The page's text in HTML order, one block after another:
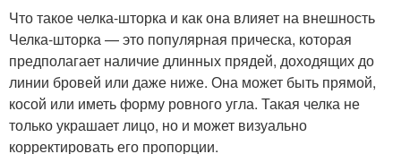
Что такое челка-шторка и как она влияет на внешность
Челка-шторка — это популярная прическа, которая
предполагает наличие длинных прядей, доходящих до
линии бровей или даже ниже. Она может быть прямой,
косой или иметь форму ровного угла. Такая челка не
только украшает лицо, но и может визуально
корректировать его пропорции.